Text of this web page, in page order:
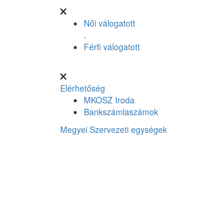
Női válogatott
.
Férfi válogatott
Elérhetőség
MKOSZ Iroda
Bankszámlaszámok
Megyei Szervezeti egységek